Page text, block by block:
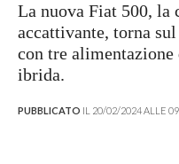
La nuova Fiat 500, la
accattivante, torna
con tre alimentazione
ibrida.
PUBBLICATO IL 20/02/2024 ALLE